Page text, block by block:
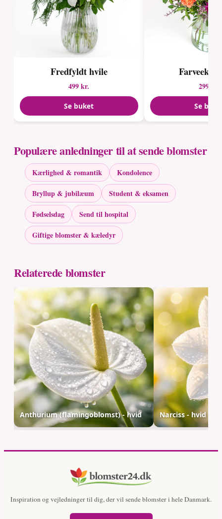
Fredfyldt hvile
499 kr.
Se buket
299 kr.
Se
Populære anledninger til at sende blomster
Kærlighed & romantik
Kondolence
Bryllup & jubilæum
Student & eksamen
Fødselsdag
Send til hospital
Giftige blomster & kæledyr
Relaterede blomster
Anthurium (flamingoblomst) - hvid Narciss - hvid
Inspiration og vejledninger til dig, der vil sende blomster i hele Danmark.